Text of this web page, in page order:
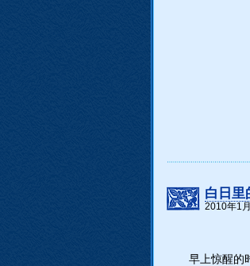
白日里
2010年1
早上惊醒的